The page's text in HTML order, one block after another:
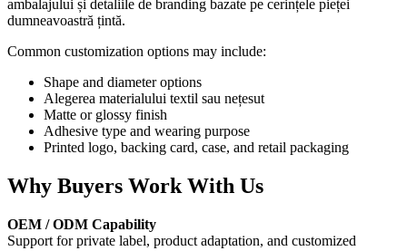
ambalajului și detaliile de branding bazate pe cerințele pieței
dumneavoastră țintă.
Common customization options may include:
Shape and diameter options
Alegerea materialului textil sau nețesut
Matte or glossy finish
Adhesive type and wearing purpose
Printed logo, backing card, case, and retail packaging
Why Buyers Work With Us
OEM / ODM Capability
Support for private label, product adaptation, and customized